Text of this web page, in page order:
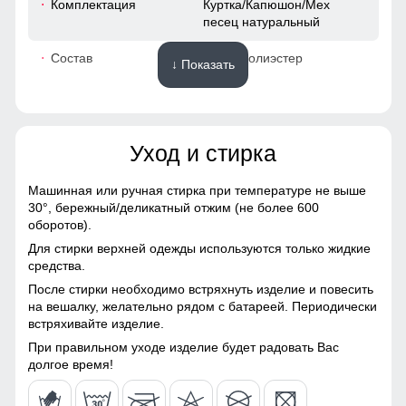
Удобство: Обеспечивают свободу движений, не стесняя
руки. Тепло: Эффективно сохраняют тепло, идеально
подходят для холодной погоды. Стиль: Добавляют
модный акцент к любому наряду. Универсальность: Легко
комбинируются с различными стилями одежды. Простой
уход: Обычно легко стираются и быстро сохнут.
Идеальная посадка!
52
76
Комплектация
Куртка/Капюшон/Мех
песец натуральный
Состав 100% Полиэстер
Мембранные материалы,
Полиэстер, Плащевка,
материалы
Материал подкладки
капюшона
Материал подкладки
кармана
Материал наполнителя Полиэстер
↓ Показать
Уход и стирка
Машинная или ручная стирка при температуре не выше
30°, бережный/деликатный отжим (не более 600
оборотов).
Для стирки верхней одежды используются только жидкие
средства.
После стирки необходимо встряхнуть изделие и повесить
на вешалку, желательно рядом с батареей. Периодически
встряхивайте изделие.
При правильном уходе изделие будет радовать Вас
долгое время!